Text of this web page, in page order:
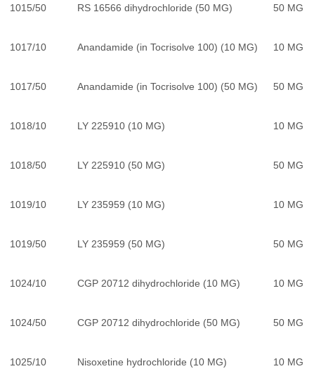
1015/50 RS 16566 dihydrochloride (50 MG) 50 MG
1017/10 Anandamide (in Tocrisolve 100) (10 MG) 10 MG
1017/50 Anandamide (in Tocrisolve 100) (50 MG) 50 MG
1018/10 LY 225910 (10 MG) 10 MG
1018/50 LY 225910 (50 MG) 50 MG
1019/10 LY 235959 (10 MG) 10 MG
1019/50 LY 235959 (50 MG) 50 MG
1024/10 CGP 20712 dihydrochloride (10 MG) 10 MG
1024/50 CGP 20712 dihydrochloride (50 MG) 50 MG
1025/10 Nisoxetine hydrochloride (10 MG) 10 MG